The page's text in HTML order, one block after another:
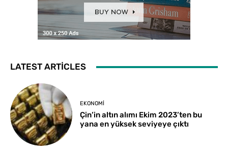
LATEST ARTICLES
EKONOMI
Çin’in altın alımı Ekim 2023’ten bu
yana en yüksek seviyeye çıktı